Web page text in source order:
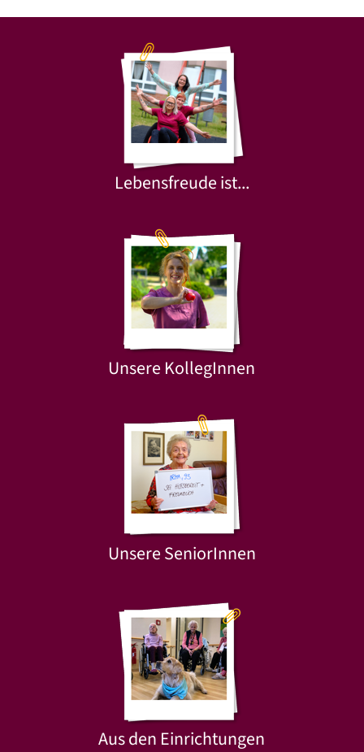
Lebensfreude ist...
Unsere KollegInnen
Unsere SeniorInnen
Aus den Einrichtungen